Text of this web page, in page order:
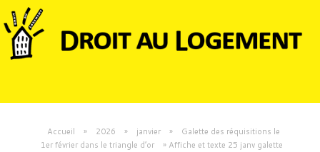
Accueil » 2026 » janvier »
Galette des réquisitions le
1er février dans le triangle d’or
» Affiche et texte 25 janv galette